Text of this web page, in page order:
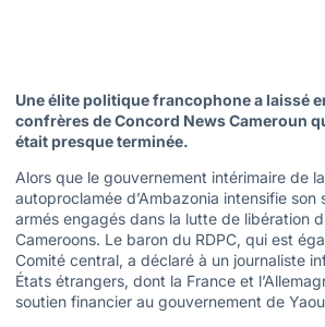
Une élite politique francophone a laissé
confrères de Concord News Cameroun
était presque terminée.
Alors que le gouvernement intérimaire de
autoproclamée d’Ambazonia intensifie son
armés engagés dans la lutte de libération
Cameroons. Le baron du RDPC, qui est
Comité central, a déclaré à un journaliste
États étrangers, dont la France et
soutien financier au gouvernement de